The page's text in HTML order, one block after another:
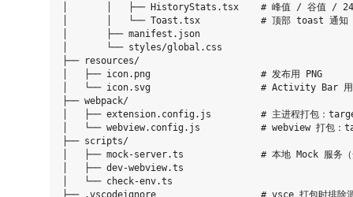
│       │   ├── HistoryStats.tsx    # 峰值 / 谷值 /
│       │   └── Toast.tsx           # 顶部 toast 通知
│       ├── manifest.json
│       └── styles/global.css
├── resources/
│   ├── icon.png                    # 发布用 PNG
│   └── icon.svg                    # Activity Bar 用高
├── webpack/
│   ├── extension.config.js         # 主进程打包：
│   └── webview.config.js           # webview 打包：
├── scripts/
│   ├── mock-server.ts              # 本地 Mock 服务（
│   ├── dev-webview.ts
│   └── check-env.ts
├── .vscodeignore                   # vsce 打包时排除源